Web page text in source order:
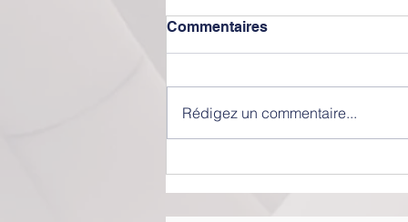
Commentaires
Rédigez un commentaire...